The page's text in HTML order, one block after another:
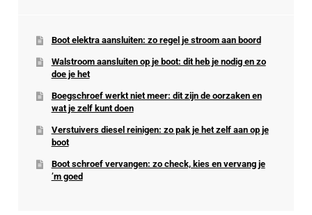
Boot elektra aansluiten: zo regel je stroom aan boord
Walstroom aansluiten op je boot: dit heb je nodig en zo
doe je het
Boegschroef werkt niet meer: dit zijn de oorzaken en
wat je zelf kunt doen
Verstuivers diesel reinigen: zo pak je het zelf aan op je
boot
Boot schroef vervangen: zo check, kies en vervang je
’m goed